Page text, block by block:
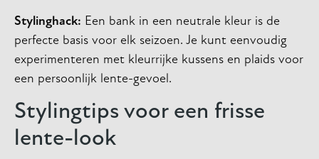
Stylinghack: Een bank in een neutrale kleur is de
perfecte basis voor elk seizoen. Je kunt eenvoudig
experimenteren met kleurrijke kussens en plaids voor
een persoonlijk lente-gevoel.
Stylingtips voor een frisse
lente-look